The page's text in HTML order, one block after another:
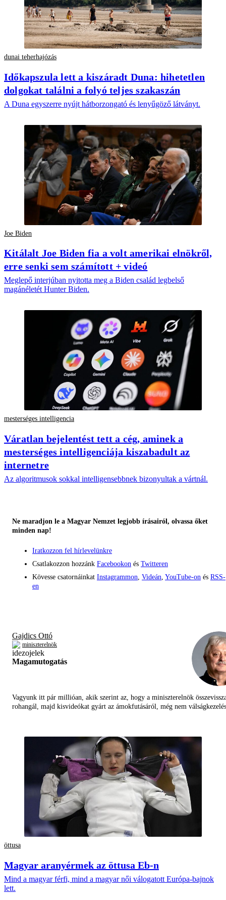
dunai teherhajózás
Időkapszula lett a kiszáradt Duna: hihetetlen
dolgokat találni a folyó teljes szakaszán
A Duna egyszerre nyújt hátborzongató és lenyűgöző látványt.
Joe Biden
Kitálalt Joe Biden fia a volt amerikai elnökről,
erre senki sem számított + videó
Meglepő interjúban nyitotta meg a Biden család legbelső
magánéletét Hunter Biden.
mesterséges intelligencia
Váratlan bejelentést tett a cég, aminek a
mesterséges intelligenciája kiszabadult az
internetre
Az algoritmusok sokkal intelligensebbnek bizonyultak a vártnál.
Ne maradjon le a Magyar Nemzet legjobb írásairól, olvassa őket
minden nap!
Iratkozzon fel hírlevelünkre
Csatlakozzon hozzánk Facebookon és Twitteren
Kövesse csatornáinkat Instagrammon Videán YouTube-on és RSS-
en
Gajdics Ottó
miniszterelnök
Magamutogatás
Vagyunk itt pár millióan, akik szerint az, hogy a miniszterelnök
rohangál, majd kisvideókat gyárt az ámokfutásáról, még nem
öttusa
Magyar aranyérmek az öttusa Eb-n
Mind a magyar férfi, mind a magyar női válogatott Európa-bajnok
lett.